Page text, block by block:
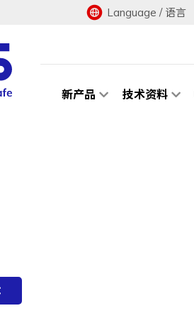
Language / 语言
新产品 技术资料